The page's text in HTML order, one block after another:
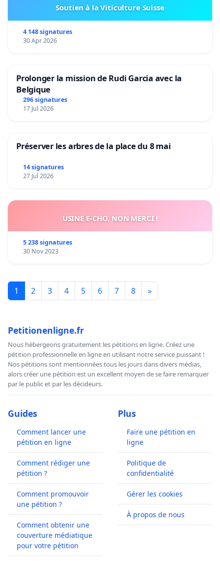
Soutien à la Viticulture Suisse
4 148 signatures
30 Apr 2026
Prolonger la mission de Rudi Garcia avec la
Belgique
296 signatures
17 Jul 2026
Préserver les arbres de la place du 8 mai
14 signatures
27 Jul 2026
USINE E-CHO, NON MERCI !
5 238 signatures
30 Nov 2023
1 2 3 4 5 6 7 8 »
Petitionenligne.fr
Nous hébergeons gratuitement les pétitions en ligne. Créez une
pétition professionnelle en ligne en utilisant notre service puissant !
Nos pétitions sont mentionnées tous les jours dans divers médias,
alors créer une pétition est un excellent moyen de se faire remarquer
par le public et par les décideurs.
Guides
Comment lancer une
pétition en ligne
Comment rédiger une
pétition ?
Comment promouvoir
une pétition ?
Comment obtenir une
couverture médiatique
pour votre pétition
Plus
Faire une pétition en
ligne
Politique de
confidentialité
Gérer les cookies
À propos de nous